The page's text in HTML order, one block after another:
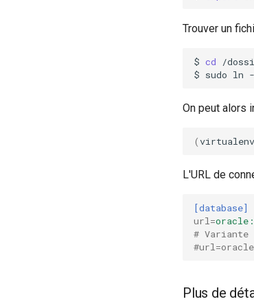
Trouver un
$ cd
/
$ sudo ln
On peut alors
(virtualenv
L'URL de
[database]
url =
# Variante
Plus de